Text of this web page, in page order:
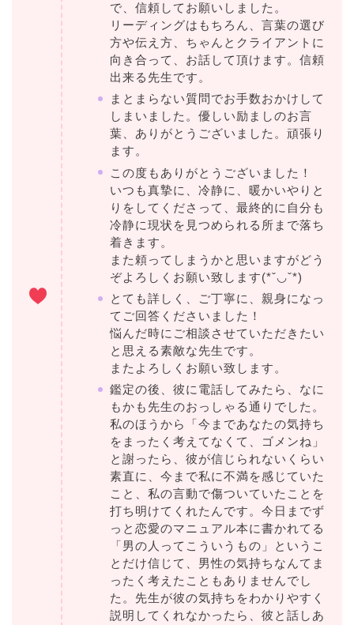
で、信頼してお願いしました。
リーディングはもちろん、言葉の選び
方や伝え方、ちゃんとクライアントに
向き合って、お話して頂けます。信頼
出来る先生です。
まとまらない質問でお手数おかけして
しまいました。優しい励ましのお言
葉、ありがとうございました。頑張り
ます。
この度もありがとうございました！
いつも真摯に、冷静に、暖かいやりと
りをしてくださって、最終的に自分も
冷静に現状を見つめられる所まで落ち
着きます。
また頼ってしまうかと思いますがどう
ぞよろしくお願い致します(*ˇ◡ˇ*)
とても詳しく、ご丁寧に、親身になっ
てご回答くださいました！
悩んだ時にご相談させていただきたい
と思える素敵な先生です。
またよろしくお願い致します。
鑑定の後、彼に電話してみたら、なに
もかも先生のおっしゃる通りでした。
私のほうから「今まであなたの気持ち
をまったく考えてなくて、ゴメンね」
と謝ったら、彼が信じられないくらい
素直に、今まで私に不満を感じていた
こと、私の言動で傷ついていたことを
打ち明けてくれたんです。今日までず
っと恋愛のマニュアル本に書かれてる
「男の人ってこういうもの」というこ
とだけ信じて、男性の気持ちなんてま
ったく考えたこともありませんでし
た。先生が彼の気持ちをわかりやすく
説明してくれなかったら、彼と話しあ